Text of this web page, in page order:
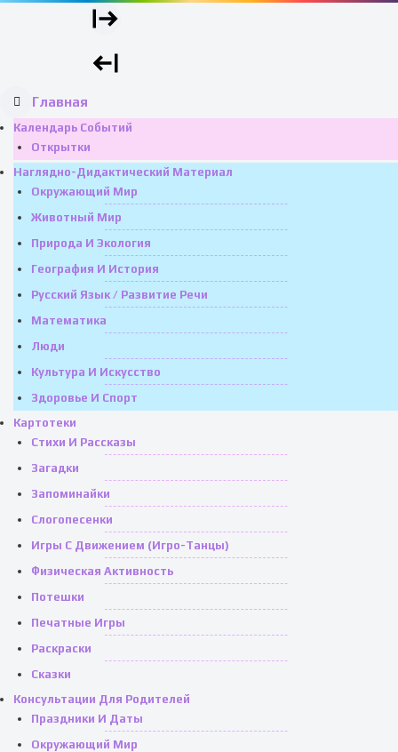
Главная
Календарь Событий
Открытки
Наглядно-Дидактический Материал
Окружающий Мир
Животный Мир
Природа И Экология
География И История
Русский Язык / Развитие Речи
Математика
Люди
Культура И Искусство
Здоровье И Спорт
Картотеки
Стихи И Рассказы
Загадки
Запоминайки
Слогопесенки
Игры С Движением (игро-Танцы)
Физическая Активность
Потешки
Печатные Игры
Раскраски
Сказки
Консультации Для Родителей
Праздники И Даты
Окружающий Мир